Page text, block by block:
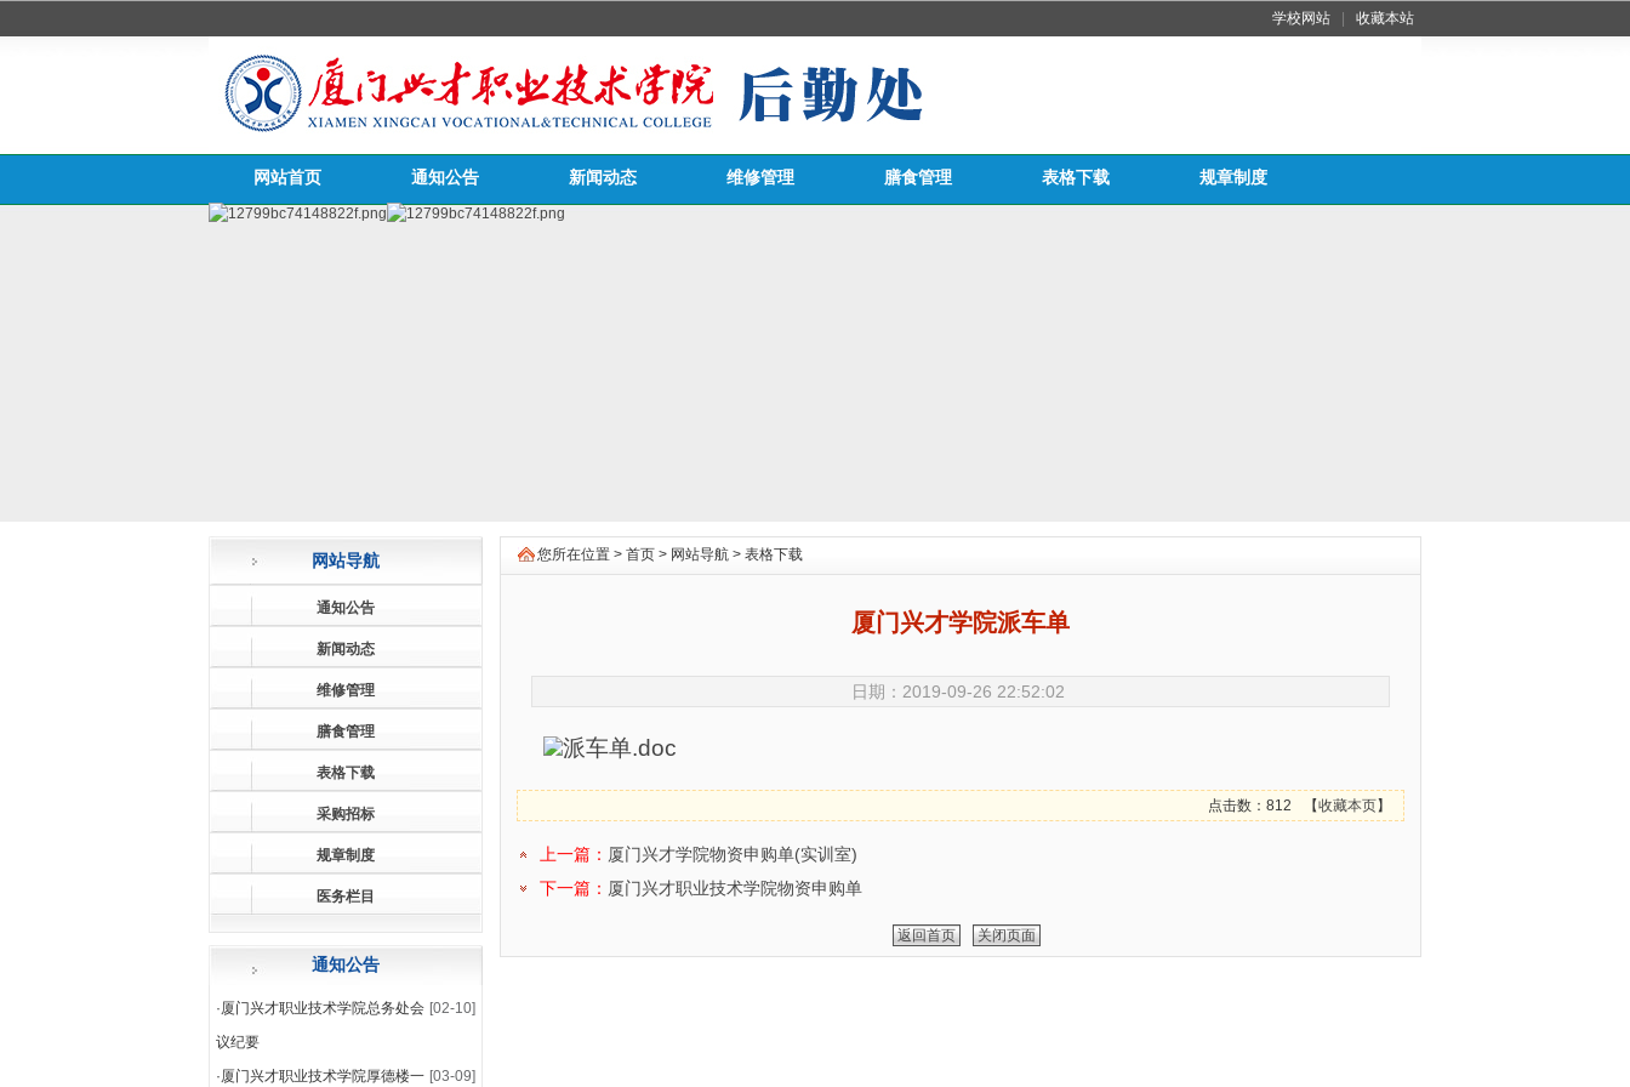
学校网站 收藏本站
网站首页 通知公告 新闻动态 维修管理 膳食管理 表格下载 规章制度
网站导航
通知公告
新闻动态
维修管理
膳食管理
表格下载
采购招标
规章制度
医务栏目
通知公告
[02-10]
·厦门兴才职业技术学院总务处会
议纪要
[03-09]
·厦门兴才职业技术学院厚德楼一
您所在位置 > 首页 > 网站导航 > 表格下载
厦门兴才学院派车单
日期：2019-09-26 22:52:02
派车单.doc
点击数：812 【收藏本页】
上一篇： 厦门兴才学院物资申购单(实训室)
下一篇： 厦门兴才职业技术学院物资申购单
返回首页 关闭页面